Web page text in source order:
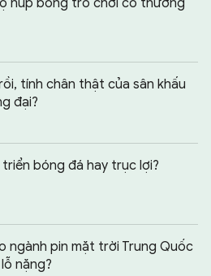
tính chân thật của sân khấu
đại?
bóng đá hay trục lợi?
ngành pin mặt trời Trung Quốc
nặng?